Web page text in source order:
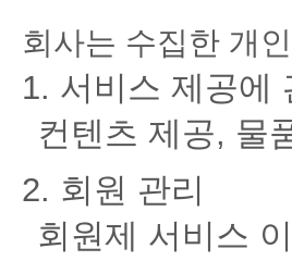
회사는 수집한 개
1. 서비스 제공에
컨텐츠 제공, 물
2. 회원 관리
회원제 서비스